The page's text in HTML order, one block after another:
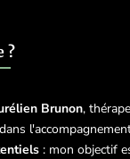
?
Brunon,
: mon objectif